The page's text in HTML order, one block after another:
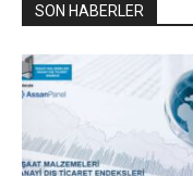
SON HABERLER